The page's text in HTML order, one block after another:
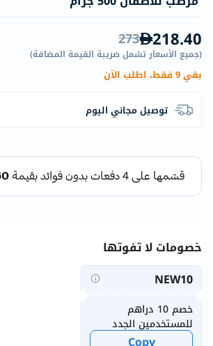
218.40
273
(جميع الأسعار تشمل ضريبة القيمة المضافة)
بقي 9 فقط، اطلب الآن
توصيل مجاني اليوم
خصومات لا تفوتها
NEW10
خصم 10 دراهم
للمستخدمين الجدد